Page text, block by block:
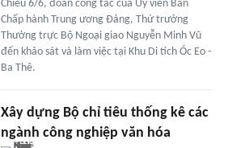
Chiều 6/6, đoàn công tác của Ủy viên Ban
Chấp hành Trung ương Đảng, Thứ trưởng
Thường trực Bộ Ngoại giao Nguyễn Minh Vũ
đến khảo sát và làm việc tại Khu Di tích Óc Eo -
Ba Thê.
Xây dựng Bộ chỉ tiêu thống kê các
ngành công nghiệp văn hóa